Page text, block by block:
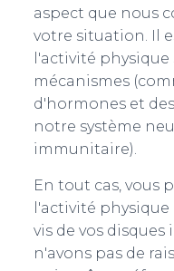
aspect que nous
votre situation. Il
l'activité
mécanismes
d'hormones et
notre système
immunitaire).
En tout cas, vous
l'activité
vis de vos
n'avons pas de